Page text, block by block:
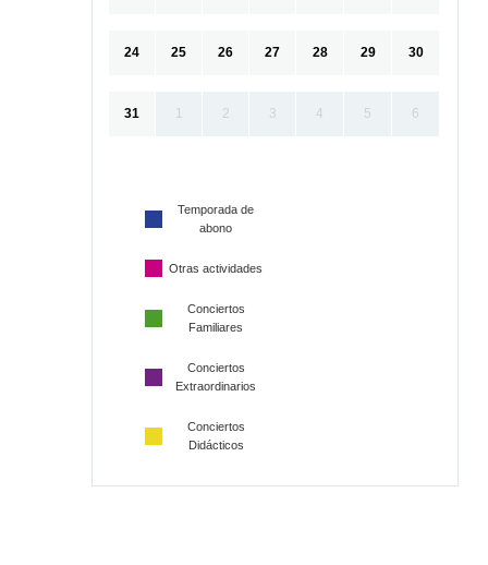
24 25 26 27 28 29 30
31 1 2 3 4 5 6
Temporada de
abono
Otras actividades
Conciertos
Familiares
Conciertos
Extraordinarios
Conciertos
Didácticos